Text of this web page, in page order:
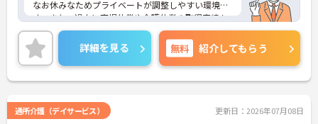
なお休みなためプライベートが調整しやすい環境で
す。また、過去に育児休業や介護休業の取得実績も
あるため長く勤めていきたいという方にもおすすめ
です。ご興味のある方には面接のポイントをお伝え
しますので、お気軽にお問い合わせください。
詳細を見る 無料 紹介してもらう
通所介護（デイサービス） 更新日：2026年07月08日